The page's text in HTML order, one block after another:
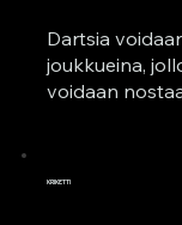
Dartsia
joukkueina,
voidaan
KRIKETTI